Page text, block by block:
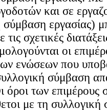
και σε
εργασίας)
σχετικές
οι
ενώσεων που
σύμβαση
όροι των
με τη συλλογική